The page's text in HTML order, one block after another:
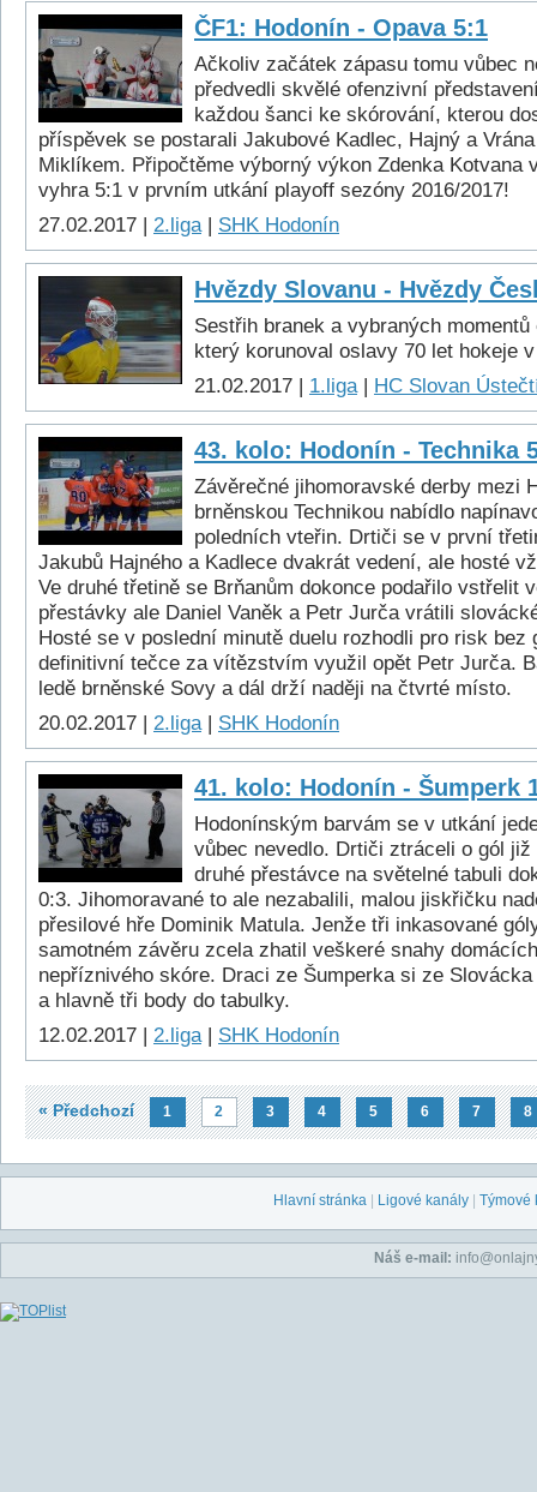
ČF1: Hodonín - Opava 5:1
Ačkoliv začátek zápasu tomu vůbec
předvedli skvělé ofenzivní
každou šanci ke skórování, kterou
příspěvek se postarali Jakubové Kadlec, Hajný a
Miklíkem. Připočtěme výborný výkon Zdenka Kotvana
vyhra 5:1 v prvním utkání playoff sezóny 2016/2017!
27.02.2017 | 2.liga| SHK Hodonín
Hvězdy Slovanu - Hvězdy
Sestřih branek a vybraných
který korunoval oslavy 70 let hokeje
21.02.2017 | 1.liga| HC Slovan
43. kolo: Hodonín - Technika
Závěrečné jihomoravské derby mezi
brněnskou Technikou nabídlo
poledních vteřin. Drtiči se v první
Jakubů Hajného a Kadlece dvakrát vedení, ale hosté
Ve druhé třetině se Brňanům dokonce podařilo vstřelit
přestávky ale Daniel Vaněk a Petr Jurča vrátili
Hosté se v poslední minutě duelu rozhodli pro risk bez
definitivní tečce za vítězstvím využil opět Petr Jurča.
ledě brněnské Sovy a dál drží naději na čtvrté místo.
20.02.2017 | 2.liga| SHK Hodonín
41. kolo: Hodonín - Šumperk
Hodonínským barvám se v utkání
vůbec nevedlo. Drtiči ztráceli o gól již
druhé přestávce na světelné tabuli
0:3. Jihomoravané to ale nezabalili, malou jiskřičku
přesilové hře Dominik Matula. Jenže tři inkasované
samotném závěru zcela zhatil veškeré snahy
nepříznivého skóre. Draci ze Šumperka si ze
a hlavně tři body do tabulky.
12.02.2017 | 2.liga| SHK Hodonín
« Předchozí 1 2 3 4 5 6 7 8
Hlavní stránka Ligové kanály Týmové
Náš e-mail: